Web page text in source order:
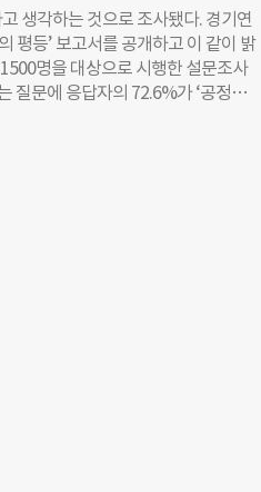
력을 지니고 있다고 강조했다. 연구
고 제안했다. 2025년 경기형 공시 가
데이터플랫폼 개발, 2028년 공공
를 통해 공공조직의 혁신과 ESG에
생각하는 것으로 조사됐다. 경기연
평등’ 보고서를 공개하고 이 같이 밝
명을 대상으로 시행한 설문조사
질문에 응답자의 72.6%가 ‘공정하